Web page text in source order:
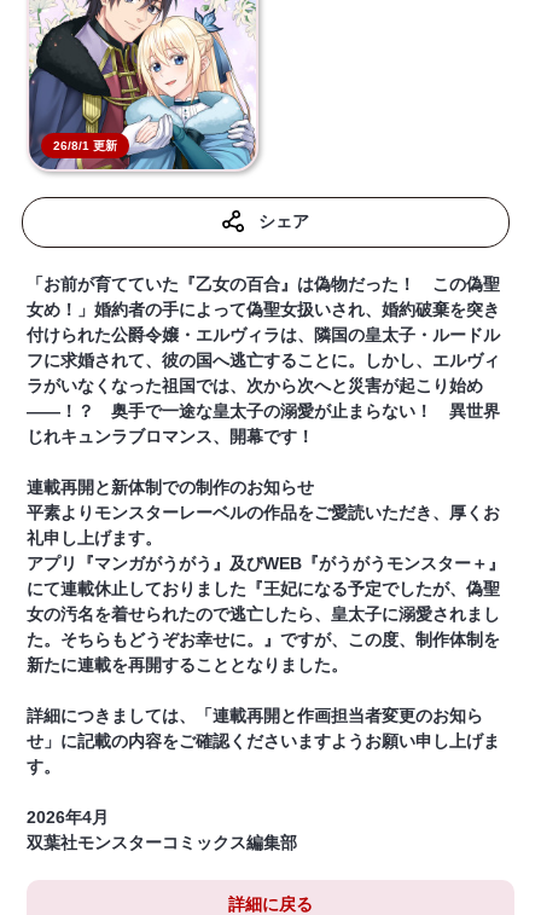
26/8/1 更新
シェア
「お前が育てていた『乙女の百合』は偽物だった！ この偽聖
女め！」婚約者の手によって偽聖女扱いされ、婚約破棄を突き
付けられた公爵令嬢・エルヴィラは、隣国の皇太子・ルードル
フに求婚されて、彼の国へ逃亡することに。しかし、エルヴィ
ラがいなくなった祖国では、次から次へと災害が起こり始め
――！？ 奥手で一途な皇太子の溺愛が止まらない！ 異世界
じれキュンラブロマンス、開幕です！
連載再開と新体制での制作のお知らせ
平素よりモンスターレーベルの作品をご愛読いただき、厚くお
礼申し上げます。
アプリ『マンガがうがう』及びWEB『がうがうモンスター＋』
にて連載休止しておりました『王妃になる予定でしたが、偽聖
女の汚名を着せられたので逃亡したら、皇太子に溺愛されまし
た。そちらもどうぞお幸せに。』ですが、この度、制作体制を
新たに連載を再開することとなりました。
詳細につきましては、「連載再開と作画担当者変更のお知ら
せ」に記載の内容をご確認くださいますようお願い申し上げま
す。
2026年4月
双葉社モンスターコミックス編集部
詳細に戻る